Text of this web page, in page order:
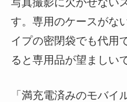
写真撮影に欠かせない
す。専用のケースがな
イプの密閉袋でも代用
ると専用品が望ましい
「満充電済みのモバイ